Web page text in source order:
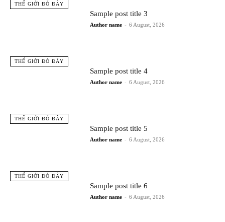
THẾ GIỚI ĐÓ ĐÂY
THẾ GIỚI ĐÓ ĐÂY
Sample post title 3
Author name - 6 August, 2026
THẾ GIỚI ĐÓ ĐÂY
Sample post title 4
Author name - 6 August, 2026
THẾ GIỚI ĐÓ ĐÂY
Sample post title 5
Author name - 6 August, 2026
Sample post title 6
Author name - 6 August, 2026